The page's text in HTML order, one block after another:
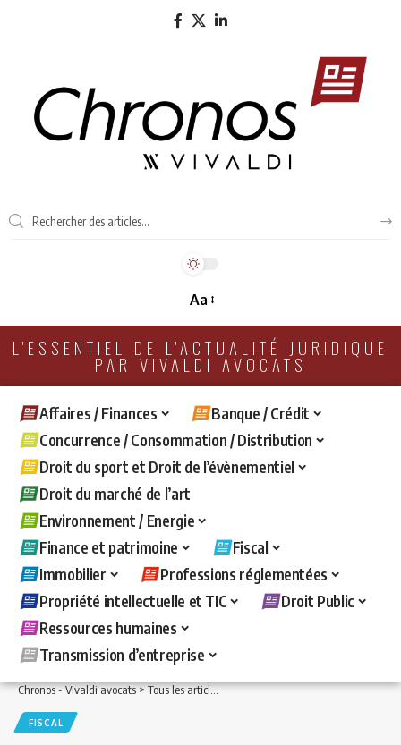
Aa
L'ESSENTIEL DE L'ACTUALITÉ JURIDIQUE
PAR VIVALDI AVOCATS
Affaires / Finances
Banque / Crédit
Concurrence / Consommation / Distribution
Droit du sport et Droit de l’évènementiel
Droit du marché de l’art
Environnement / Energie
Finance et patrimoine
Fiscal
Immobilier
Professions réglementées
Propriété intellectuelle et TIC
Droit Public
Ressources humaines
Transmission d’entreprise
Chronos - Vivaldi avocats>Tous les articles >Fiscal>La notion d’entreprise liée,
FISCAL